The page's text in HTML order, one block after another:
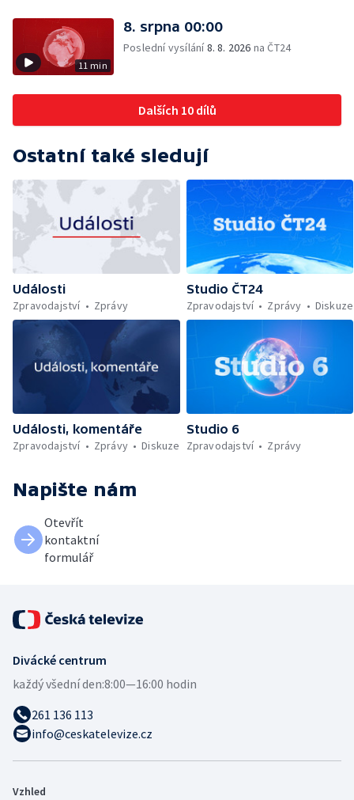
11 min
8. srpna 00:00
Poslední vysílání8. 8. 2026 na ČT24
Dalších 10 dílů
Ostatní také sledují
Události
Zpravodajství
Zprávy
Studio ČT24
Zpravodajství
Zprávy Diskuze
Události, komentáře
Zpravodajství
Zprávy Diskuze
Studio 6
Zpravodajství
Zprávy
Napište nám
Otevřít
kontaktní
formulář
Divácké centrum
každý všední den:8:00—16:00 hodin
261 136 113
info@ceskatelevize.cz
Vzhled